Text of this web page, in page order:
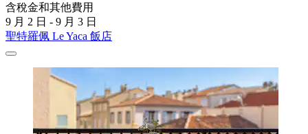
含稅金和其他費用
9 月 2 日 - 9 月 3 日
聖特羅佩 Le Yaca 飯店